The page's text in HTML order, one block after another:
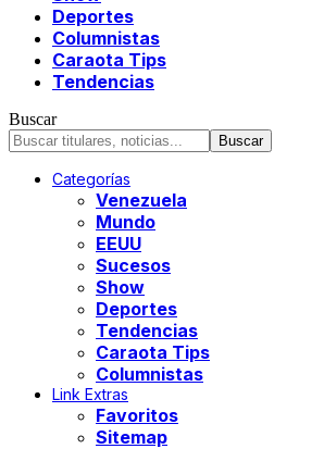
Deportes
Columnistas
Caraota Tips
Tendencias
Buscar
Categorías
Venezuela
Mundo
EEUU
Sucesos
Show
Deportes
Tendencias
Caraota Tips
Columnistas
Link Extras
Favoritos
Sitemap